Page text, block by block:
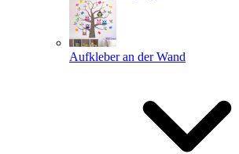
Aufkleber an der Wand